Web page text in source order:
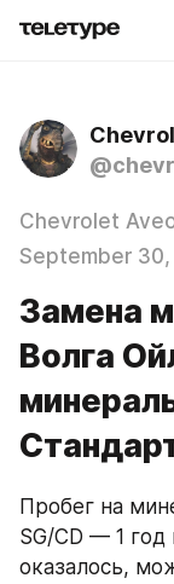
Chevrolet
September 30,
Замена
Волга
Пробег на
SG/CD — 1
оказалось,